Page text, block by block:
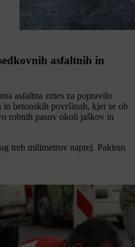
asfaltnih in
asfaltna zmes za popravilo
betonskih površinah, kjer se ob
robnih pasov okoli jaškov in
treh milimetrov naprej. Pakiran